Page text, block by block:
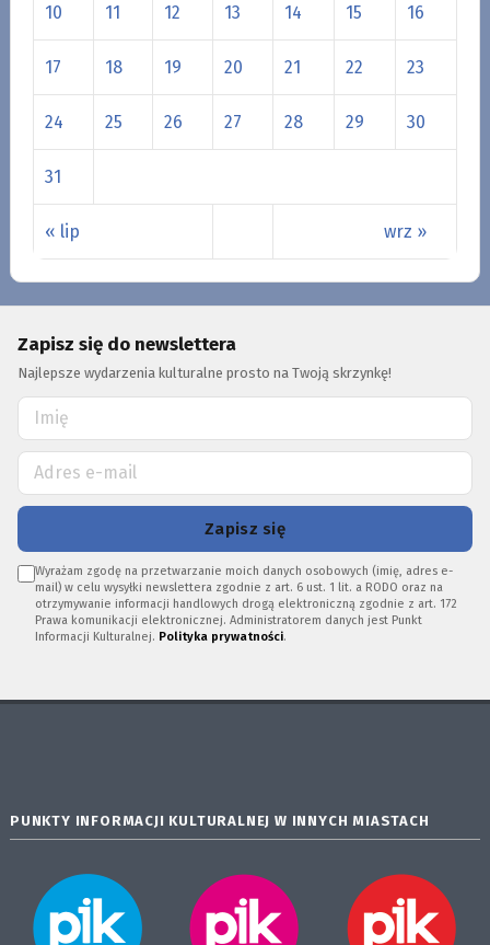
« lip wrz »
10 11 12 13 14 15 16
17 18 19 20 21 22 23
24 25 26 27 28 29 30
31
Zapisz się do newslettera
Najlepsze wydarzenia kulturalne prosto na Twoją skrzynkę!
Zapisz się
Wyrażam zgodę na przetwarzanie moich danych osobowych (imię, adres e-
mail) w celu wysyłki newslettera zgodnie z art. 6 ust. 1 lit. a RODO oraz na
otrzymywanie informacji handlowych drogą elektroniczną zgodnie z art. 172
Prawa komunikacji elektronicznej. Administratorem danych jest Punkt
Informacji Kulturalnej. Polityka prywatności.
PUNKTY INFORMACJI KULTURALNEJ W INNYCH MIASTACH